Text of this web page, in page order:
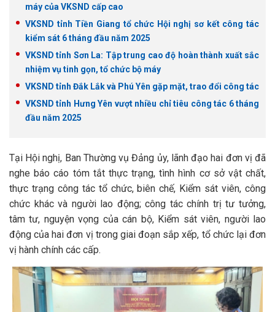
máy của VKSND cấp cao
VKSND tỉnh Tiền Giang tổ chức Hội nghị sơ kết công tác
kiểm sát 6 tháng đầu năm 2025
VKSND tỉnh Sơn La: Tập trung cao độ hoàn thành xuất sắc
nhiệm vụ tinh gọn, tổ chức bộ máy
VKSND tỉnh Đắk Lắk và Phú Yên gặp mặt, trao đổi công tác
VKSND tỉnh Hưng Yên vượt nhiều chỉ tiêu công tác 6 tháng
đầu năm 2025
Tại Hội nghị, Ban Thường vụ Đảng ủy, lãnh đạo hai đơn vị đã
nghe báo cáo tóm tắt thực trạng, tình hình cơ sở vật chất,
thực trạng công tác tổ chức, biên chế, Kiểm sát viên, công
chức khác và người lao động; công tác chính trị tư tưởng,
tâm tư, nguyện vọng của cán bộ, Kiểm sát viên, người lao
động của hai đơn vị trong giai đoạn sắp xếp, tổ chức lại đơn
vị hành chính các cấp.